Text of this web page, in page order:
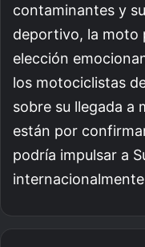
contaminantes y
deportivo, la moto
elección
los motociclistas
sobre su llegada a
están por
podría impulsar a